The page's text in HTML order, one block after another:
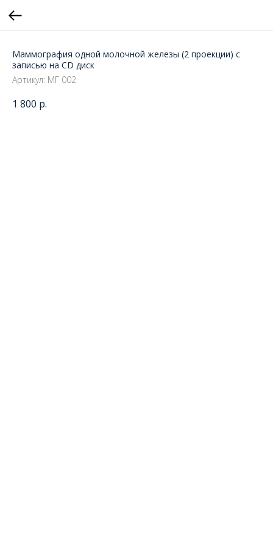
Маммография одной молочной железы (2 проекции) с
записью на CD диск
Артикул: МГ 002
1 800 р.